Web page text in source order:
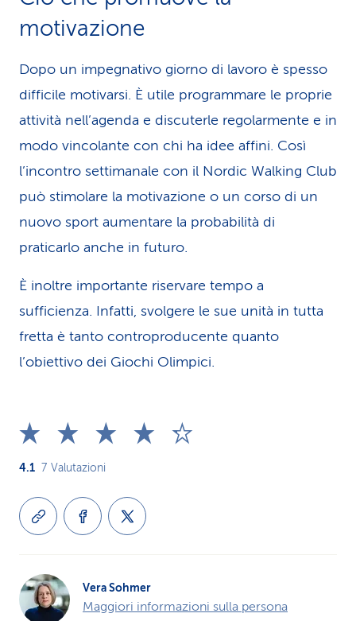
motivazione
Dopo un impegnativo giorno di lavoro è spesso
difficile motivarsi. È utile programmare le proprie
attività nell’agenda e discuterle regolarmente e in
modo vincolante con chi ha idee affini. Così
l’incontro settimanale con il Nordic Walking Club
può stimolare la motivazione o un corso di un
nuovo sport aumentare la probabilità di
praticarlo anche in futuro.
È inoltre importante riservare tempo a
sufficienza. Infatti, svolgere le sue unità in tutta
fretta è tanto controproducente quanto
l’obiettivo dei Giochi Olimpici.
4.1 7 Valutazioni
Vera Sohmer
Maggiori informazioni sulla persona